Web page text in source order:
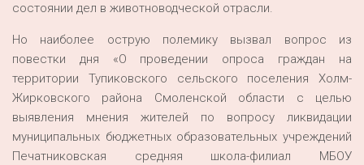
состоянии дел в животноводческой отрасли.
Но наиболее острую полемику вызвал вопрос из
повестки дня «О проведении опроса граждан на
территории Тупиковского сельского поселения Холм-
Жирковского района Смоленской области с целью
выявления мнения жителей по вопросу ликвидации
муниципальных бюджетных образовательных учреждений
Печатниковская средняя школа-филиал МБОУ